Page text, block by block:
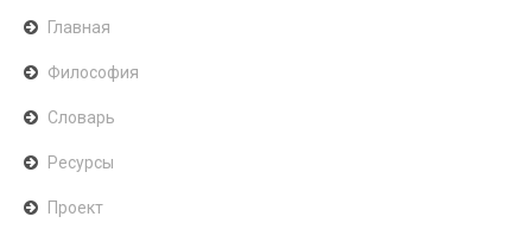
Главная
Философия
Словарь
Ресурсы
Проект